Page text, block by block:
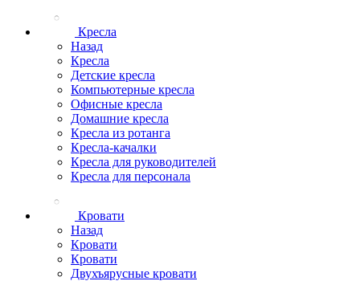
Кресла
Назад
Кресла
Детские кресла
Компьютерные кресла
Офисные кресла
Домашние кресла
Кресла из ротанга
Кресла-качалки
Кресла для руководителей
Кресла для персонала
Кровати
Назад
Кровати
Кровати
Двухъярусные кровати